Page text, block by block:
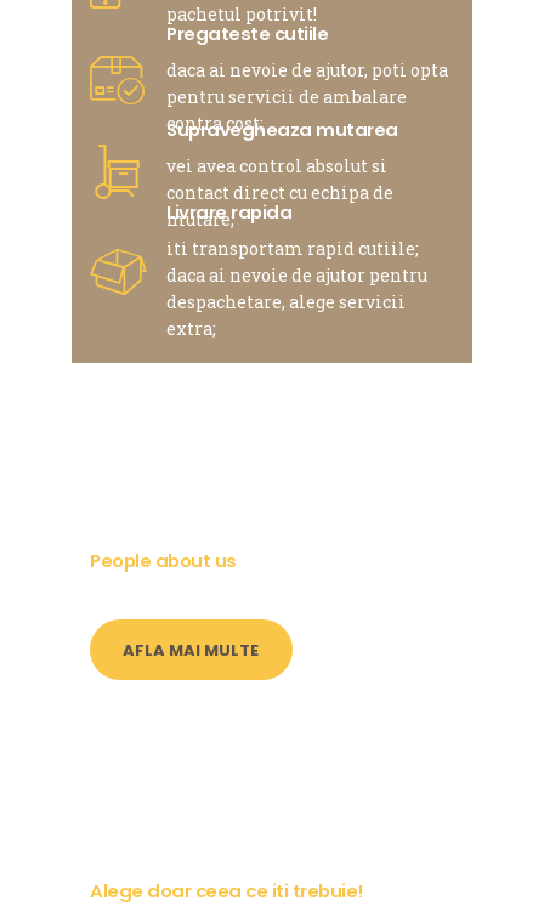
pachetul potrivit!
Pregateste cutiile
daca ai nevoie de ajutor, poti opta
pentru servicii de ambalare
contra cost;
Supravegheaza mutarea
vei avea control absolut si
contact direct cu echipa de
mutare;
Livrare rapida
iti transportam rapid cutiile;
daca ai nevoie de ajutor pentru
despachetare, alege servicii
extra;
People about us
AFLA MAI MULTE
Alege doar ceea ce iti trebuie!